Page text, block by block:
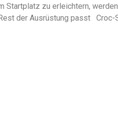
zu erleichtern,
der Ausrüstung passt